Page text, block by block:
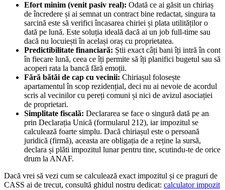
Efort minim (venit pasiv real): Odată ce ai găsit un chiriaș
de încredere și ai semnat un contract bine redactat, singura ta
sarcină este să verifici încasarea chiriei și plata utilităților o
dată pe lună. Este soluția ideală dacă ai un job full-time sau
dacă nu locuiești în același oraș cu proprietatea.
Predictibilitate financiară: Știi exact câți bani îți intră în cont
în fiecare lună, ceea ce îți permite să îți planifici bugetul sau să
acoperi rata la bancă fără emoții.
Fără bătăi de cap cu vecinii: Chiriașul folosește
apartamentul în scop rezidențial, deci nu ai nevoie de acordul
scris al vecinilor cu pereți comuni și nici de avizul asociației
de proprietari.
Simplitate fiscală: Declararea se face o singură dată pe an
prin Declarația Unică (formularul 212), iar impozitul se
calculează foarte simplu. Dacă chiriașul este o persoană
juridică (firmă), aceasta are obligația de a reține la sursă,
declara și plăti impozitul lunar pentru tine, scutindu-te de orice
drum la ANAF.
Dacă vrei să vezi cum se calculează exact impozitul și ce praguri de
CASS ai de trecut, consultă ghidul nostru dedicat: calculator impozit